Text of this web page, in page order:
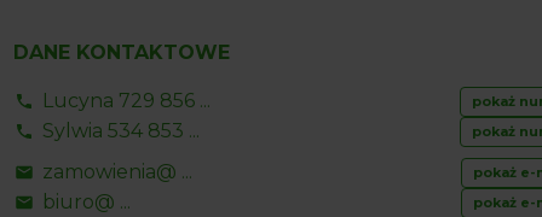
DANE KONTAKTOWE
Lucyna 729 856 ... pokaż
Sylwia 534 853 ... pokaż
zamowienia@ ... pokaż e-
biuro@ ... pokaż e-